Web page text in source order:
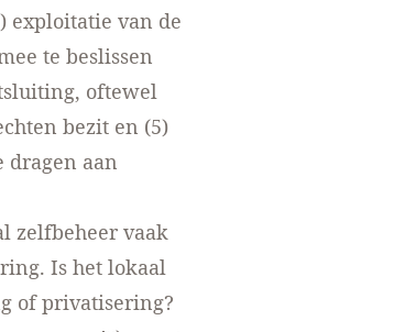
exploitatie van de
te beslissen
oftewel
bezit en (5)
dragen aan
zelfbeheer vaak
Is het lokaal
of privatisering?